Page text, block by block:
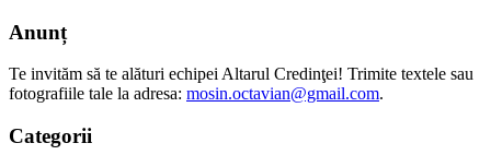
Anunț
Te invităm să te alături echipei Altarul Credinţei! Trimite textele sau
fotografiile tale la adresa: mosin.octavian@gmail.com.
Categorii